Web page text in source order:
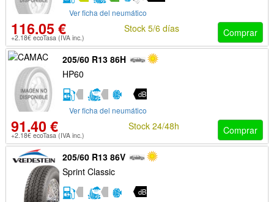
Ver ficha del neumático
116.05 €
+2.18€ ecoTasa (IVA inc.) Comprar
Stock 5/6 días
205/60 R13 86H
HP60
dB
Ver ficha del neumático
91.40 €
+2.18€ ecoTasa (IVA inc.) Comprar
Stock 24/48h
205/60 R13 86V
Sprint Classic
dB